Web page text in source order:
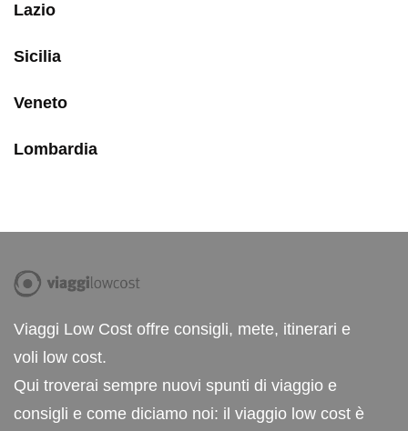
Lazio
Sicilia
Veneto
Lombardia
Viaggi Low Cost offre consigli, mete, itinerari e
voli low cost.
Qui troverai sempre nuovi spunti di viaggio e
consigli e come diciamo noi: il viaggio low cost è